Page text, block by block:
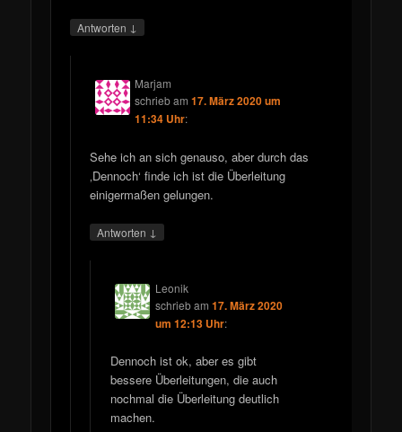
Antworten ↓
Marjam
schriebam17. März 2020 um
11:34 Uhr:
Sehe ich an sich genauso, aber durch das
‚Dennoch‘ finde ich ist die Überleitung
einigermaßen gelungen.
Antworten ↓
Leonik
schriebam 17. März 2020
um 12:13 Uhr:
Dennoch ist ok, aber es gibt
bessere Überleitungen, die auch
nochmal die Überleitung deutlich
machen.